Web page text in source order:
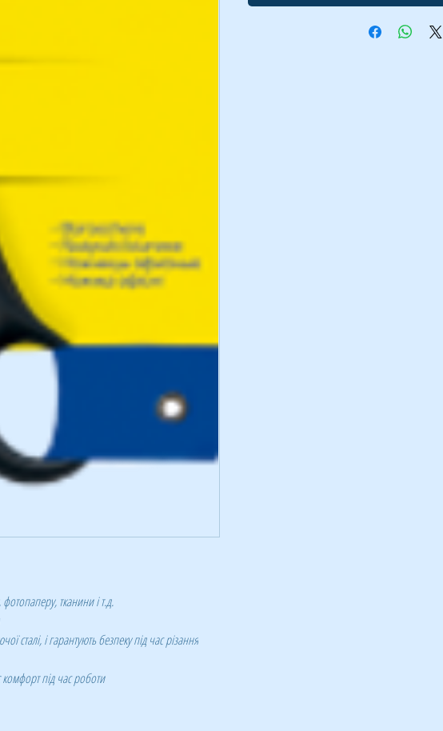
тканини і т.д.
сталі, і гарантують безпеку під час різання
під час роботи